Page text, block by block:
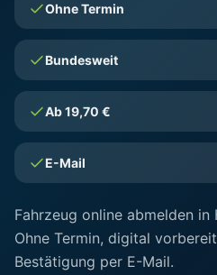
Ohne Termin
Bundesweit
Ab 19,70 €
E-Mail
Fahrzeug online abmelden in
Ohne Termin, digital
Bestätigung per E-Mail.